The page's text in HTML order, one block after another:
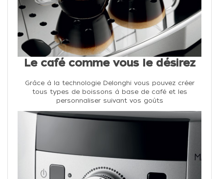
Le café comme vous le désirez
Grâce à la technologie Delonghi vous pouvez créer
tous types de boissons à base de café et les
personnaliser suivant vos goûts